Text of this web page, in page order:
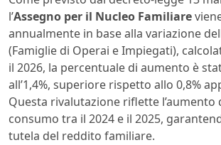
l’Assegno per il Nucleo Familiare
annualmente in base alla variazione
(Famiglie di Operai e Impiegati),
il 2026, la percentuale di aumento è
all’1,4%, superiore rispetto allo 0,8%
Questa rivalutazione riflette l’aumento
consumo tra il 2024 e il 2025,
tutela del reddito familiare.